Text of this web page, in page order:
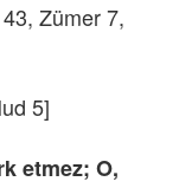
Zümer 7,
5]
etmez; O,